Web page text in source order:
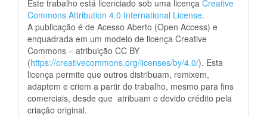
Este trabalho está licenciado sob uma licença Creative
Commons Attribution 4.0 International License.
A publicação é de Acesso Aberto (Open Access) e
enquadrada em um modelo de licença Creative
Commons – atribuição CC BY
(https://creativecommons.org/licenses/by/4.0/). Esta
licença permite que outros distribuam, remixem,
adaptem e criem a partir do trabalho, mesmo para fins
comerciais, desde que atribuam o devido crédito pela
criação original.